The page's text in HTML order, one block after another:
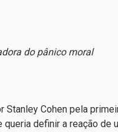
do pânico moral
Cohen pela
definir a reação de